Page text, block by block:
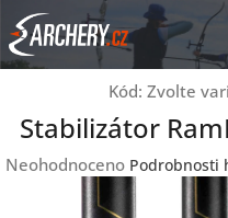
Přejít
na
obsah
Kód: Zvolte
Stabilizátor
Průměrné
Neohodnoceno Podrobnosti